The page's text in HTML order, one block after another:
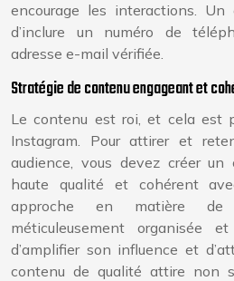
encourage les interactions.
d’inclure un numéro de
adresse e-mail vérifiée.
Stratégie de contenu engageant et
Le contenu est roi, et cela est
Instagram. Pour attirer et
audience, vous devez créer un
haute qualité et cohérent
approche en matière
méticuleusement organisée
d’amplifier son influence et
contenu de qualité attire non